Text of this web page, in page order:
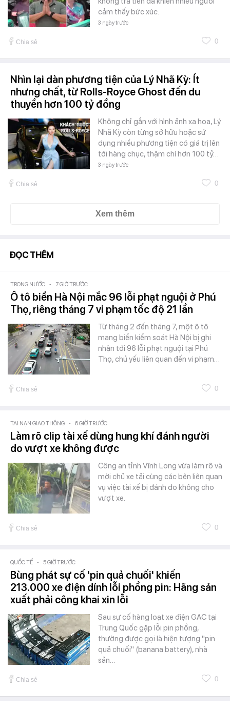
cảm thấy bức xúc.
3 ngày trước
Chia sẻ 0
Nhìn lại dàn phương tiện của Lý Nhã Kỳ: Ít
nhưng chất, từ Rolls-Royce Ghost đến du
thuyền hơn 100 tỷ đồng
Không chỉ gắn với hình ảnh xa hoa, Lý
Nhã Kỳ còn từng sở hữu hoặc sử
dụng nhiều phương tiện có giá trị lên
tới hàng chục, thậm chí hơn 100 tỷ…
3 ngày trước
Chia sẻ 0
Xem thêm
ĐỌC THÊM
TRONG NƯỚC - 7 GIỜ TRƯỚC
Ô tô biển Hà Nội mắc 96 lỗi phạt nguội ở Phú
Thọ, riêng tháng 7 vi phạm tốc độ 21 lần
Từ tháng 2 đến tháng 7, một ô tô
mang biển kiểm soát Hà Nội bị ghi
nhận tới 96 lỗi phạt nguội tại Phú
Thọ, chủ yếu liên quan đến vi phạm…
Chia sẻ 0
TAI NẠN GIAO THÔNG - 6 GIỜ TRƯỚC
Làm rõ clip tài xế dùng hung khí đánh người
do vượt xe không được
Công an tỉnh Vĩnh Long vừa làm rõ và
mời chủ xe tải cùng các bên liên quan
vụ việc tài xế bị đánh do không cho
vượt xe.
Chia sẻ 0
QUỐC TẾ - 5 GIỜ TRƯỚC
Bùng phát sự cố 'pin quả chuối' khiến
213.000 xe điện dính lỗi phồng pin: Hãng sản
xuất phải công khai xin lỗi
Sau sự cố hàng loạt xe điện GAC tại
Trung Quốc gặp lỗi pin phồng,
thường được gọi là hiện tượng "pin
quả chuối" (banana battery), nhà
sản…
Chia sẻ 0